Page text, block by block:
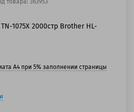
товара: 363953
1075X 2000стр Brother HL-
А4 при 5% заполнении страницы